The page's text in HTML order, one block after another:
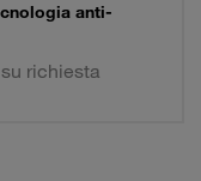
anti-
richiesta